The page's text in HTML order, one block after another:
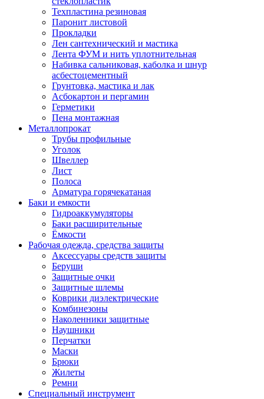
Техпластина резиновая
Паронит листовой
Прокладки
Лен сантехнический и мастика
Лента ФУМ и нить уплотнительная
Набивка сальниковая, каболка и шнур
асбестоцементный
Грунтовка, мастика и лак
Асбокартон и пергамин
Герметики
Пена монтажная
Металлопрокат
Трубы профильные
Уголок
Швеллер
Лист
Полоса
Арматура горячекатаная
Баки и емкости
Гидроаккумуляторы
Баки расширительные
Ёмкости
Рабочая одежда, средства защиты
Аксессуары средств защиты
Беруши
Защитные очки
Защитные шлемы
Коврики диэлектрические
Комбинезоны
Наколенники защитные
Наушники
Перчатки
Маски
Брюки
Жилеты
Ремни
Специальный инструмент